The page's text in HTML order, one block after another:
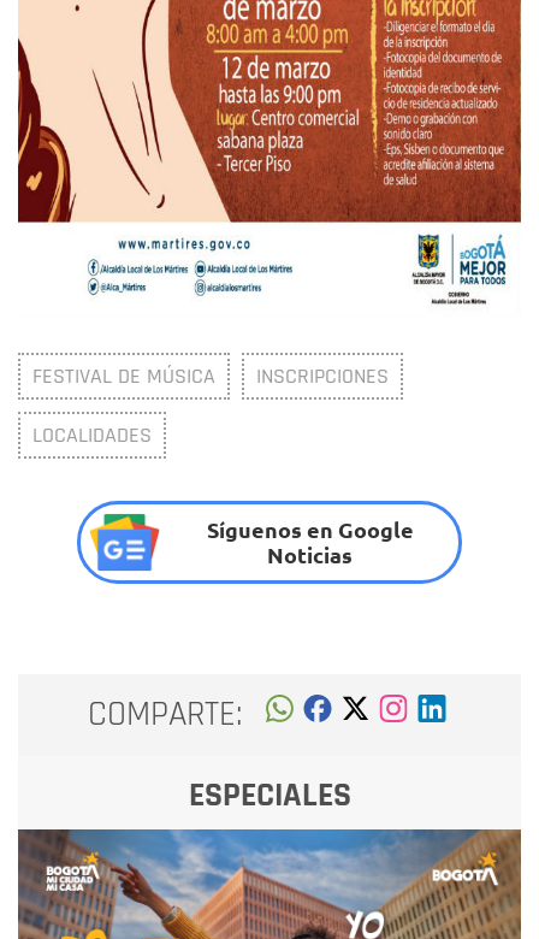
FESTIVAL DE MÚSICA INSCRIPCIONES
LOCALIDADES
Síguenos en Google
Noticias
COMPARTE:
ESPECIALES